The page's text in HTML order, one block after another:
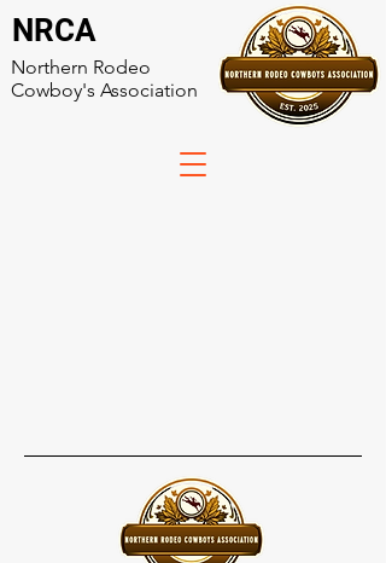
NRCA
Northern Rodeo
Cowboy's Association